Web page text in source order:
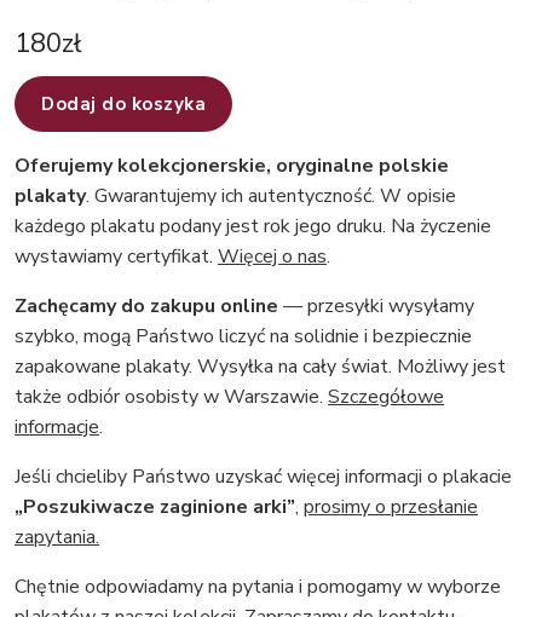
180zł
Dodaj do koszyka
Oferujemy kolekcjonerskie, oryginalne polskie
plakaty. Gwarantujemy ich autentyczność. W opisie
każdego plakatu podany jest rok jego druku. Na życzenie
wystawiamy certyfikat. Więcej o nas.
Zachęcamy do zakupu online — przesyłki wysyłamy
szybko, mogą Państwo liczyć na solidnie i bezpiecznie
zapakowane plakaty. Wysyłka na cały świat. Możliwy jest
także odbiór osobisty w Warszawie. Szczegółowe
informacje.
Jeśli chcieliby Państwo uzyskać więcej informacji o plakacie
„Poszukiwacze zaginione arki”, prosimy o przesłanie
zapytania.
Chętnie odpowiadamy na pytania i pomogamy w wyborze